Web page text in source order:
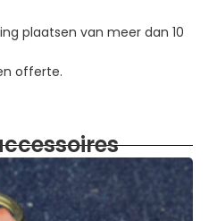
plaatsen van meer dan 10
offerte.